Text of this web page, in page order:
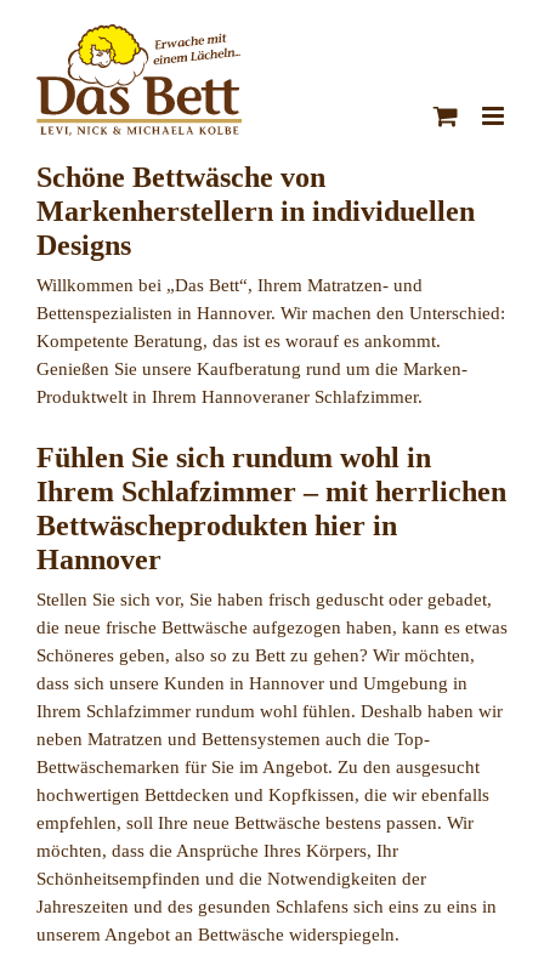
Schöne Bettwäsche von
Markenherstellern in individuellen
Designs
Willkommen bei „Das Bett“, Ihrem Matratzen- und
Bettenspezialisten in Hannover. Wir machen den Unterschied:
Kompetente Beratung, das ist es worauf es ankommt.
Genießen Sie unsere Kaufberatung rund um die Marken-
Produktwelt in Ihrem Hannoveraner Schlafzimmer.
Fühlen Sie sich rundum wohl in
Ihrem Schlafzimmer – mit herrlichen
Bettwäscheprodukten hier in
Hannover
Stellen Sie sich vor, Sie haben frisch geduscht oder gebadet,
die neue frische Bettwäsche aufgezogen haben, kann es etwas
Schöneres geben, also so zu Bett zu gehen? Wir möchten,
dass sich unsere Kunden in Hannover und Umgebung in
Ihrem Schlafzimmer rundum wohl fühlen. Deshalb haben wir
neben Matratzen und Bettensystemen auch die Top-
Bettwäschemarken für Sie im Angebot. Zu den ausgesucht
hochwertigen Bettdecken und Kopfkissen, die wir ebenfalls
empfehlen, soll Ihre neue Bettwäsche bestens passen. Wir
möchten, dass die Ansprüche Ihres Körpers, Ihr
Schönheitsempfinden und die Notwendigkeiten der
Jahreszeiten und des gesunden Schlafens sich eins zu eins in
unserem Angebot an Bettwäsche widerspiegeln.